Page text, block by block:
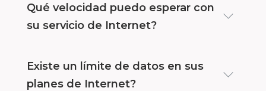
Qué velocidad puedo esperar con
su servicio de Internet?
Existe un límite de datos en sus
planes de Internet?